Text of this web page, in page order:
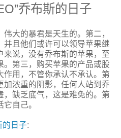
乔布斯的日子
大的暴君是天生的。第二，
且他们或许可以领导苹果继
说，没有乔布斯的苹果，至
。第三，购买苹果的产品或股
用，不管你承认不承认。第
加浓重的阴影，任何人站到乔
缺乏底气，这是难免的。第
自己。
的日子: